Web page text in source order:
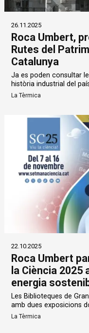
26.11.2025
Roca Umbert,
Rutes del
Catalunya
Ja es poden consultar
història industrial del
La Tèrmica
22.10.2025
Roca Umbert
la Ciència
energia
Les Biblioteques de
amb dues exposicions
La Tèrmica